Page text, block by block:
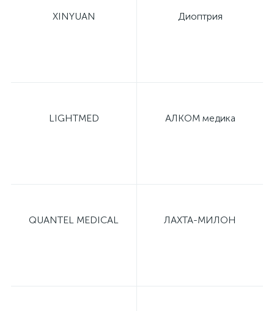
XINYUAN Диоптрия
LIGHTMED АЛКОМ медика
QUANTEL MEDICAL ЛАХТА-МИЛОН